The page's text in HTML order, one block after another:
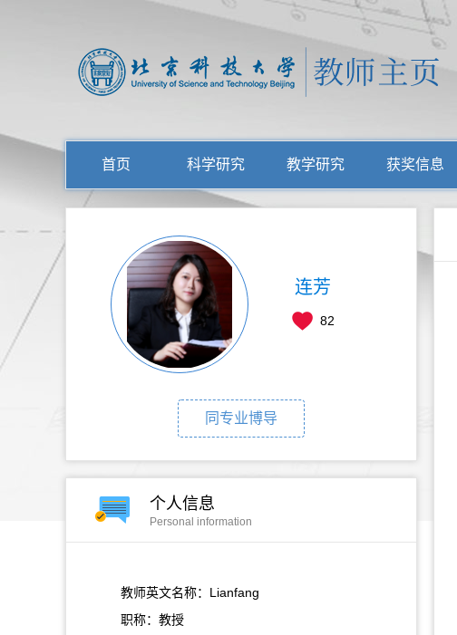
首页 科学研究 教学研究 获奖信息
连芳
82
同专业博导
个人信息
Personal information
教师英文名称：Lianfang
职称：教授